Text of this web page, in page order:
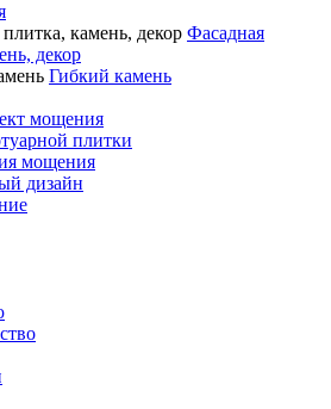
Фасадная
декор
Гибкий камень
мощения
плитки
мощения
дизайн